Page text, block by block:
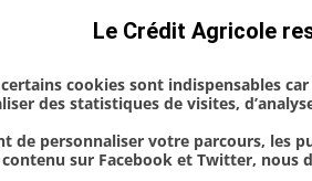
Champagne
Le Crédit Agricole
cookies sont indispensables
des statistiques de visites,
de personnaliser votre parcours, les
sur Facebook et Twitter, nous